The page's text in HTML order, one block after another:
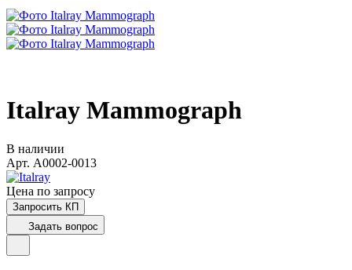
Italray Mammograph
В наличии
Арт. A0002-0013
Цена по запросу
Запросить КП
Задать вопрос